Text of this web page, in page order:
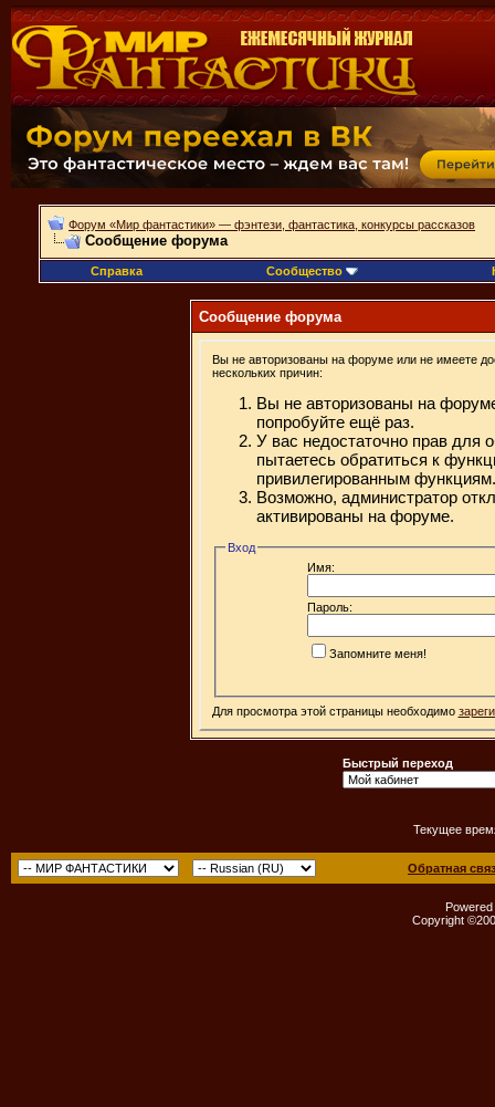
Форум «Мир фантастики» — фэнтези, фантастика, конкурсы рассказов
Сообщение форума
Справка Сообщество
Сообщение форума
Вы не авторизованы на форуме или не имеете
нескольких причин:
Вы не авторизованы на
попробуйте ещё раз.
У вас недостаточно прав для
пытаетесь обратиться к
привилегированным функциям.
Возможно, администратор
активированы на форуме.
Вход
Имя:
Пароль:
Запомните меня!
Для просмотра этой страницы необходимо
Быстрый переход
Текущее
Обратная
Copyright